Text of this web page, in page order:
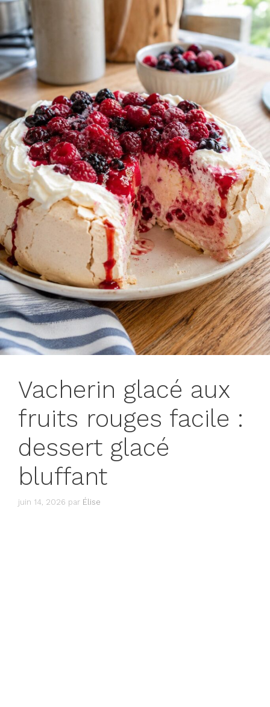
Vacherin glacé aux
fruits rouges facile :
dessert glacé
bluffant
juin 14, 2026 par Élise